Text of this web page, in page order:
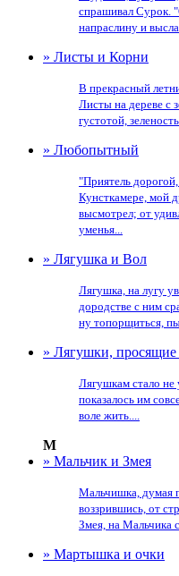
спрашивал Сурок.
напраслину и
» Листы и Корни
В прекрасный
Листы на дереве с
густотой,
» Любопытный
"Приятель
Кунсткамере, мой
высмотрел; от
уменья...
» Лягушка и Вол
Лягушка, на лугу
дородстве с ним
ну топорщиться,
» Лягушки,
Лягушкам стало
показалось им
воле жить....
М
» Мальчик и Змея
Мальчишка, думая
воззрившись, от
Змея, на Мальчика
» Мартышка и очки